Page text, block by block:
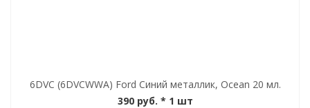
6DVC (6DVCWWA) Ford Синий металлик, Ocean 20 мл.
390 руб. * 1 шт